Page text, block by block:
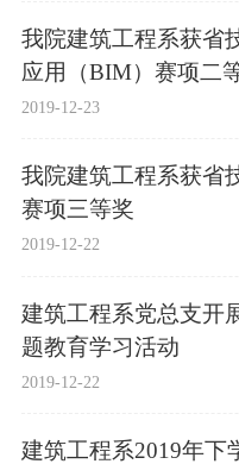
我院建筑工程系获省
应用（BIM）赛项二
2019-12-23
我院建筑工程系获省
赛项三等奖
2019-12-22
建筑工程系党总支开
题教育学习活动
2019-12-22
建筑工程系2019年下